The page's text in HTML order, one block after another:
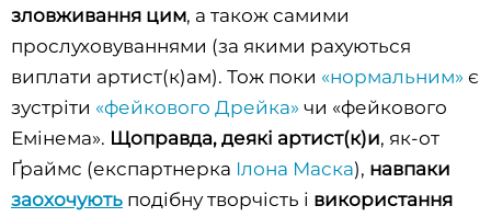
зловживання цим, а також самими
прослуховуваннями (за якими рахуються
виплати артист(к)ам). Тож поки «нормальним» є
зустріти «фейкового Дрейка» чи «фейкового
Емінема». Щоправда, деякі артист(к)и, як-от
Ґраймс (експартнерка Ілона Маска), навпаки
заохочують подібну творчість і використання